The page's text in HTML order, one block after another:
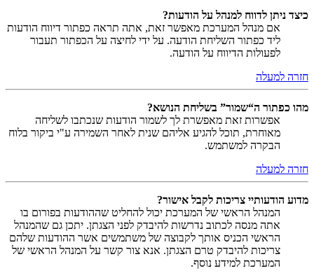
כיצד ניתן לדווח למנהל על הודעות?
אם מנהל המערכת מאפשר זאת, אתה תראה כפתור דיווח הודעות
ליד כפתור השליחת הודעה. על ידי לחיצה על הכפתור תעבור
לפעולות הדיווח על הודעה.
חזרה למעלה
מהו כפתור ה“שמור” בשליחת הנושא?
אפשרות זאת מאפשרת לך לשמור הודעות שנכתבו לשליחה
מאוחרת, תוכל להגיע אליהם שנית לאחר השמירה ע"י ביקור בלוח
הבקרה למשתמש.
חזרה למעלה
מדוע הודעותיי צריכות לקבל אישור?
המנהל הראשי של המערכת יכול להחליט שההודעות בפורום בו
אתה מנסה לכתוב נדרשות להיבדק לפני הצגתן. יתכן גם שהמנהל
הראשי הכניס אותך לקבוצה של משתמשים אשר ההודעות שלהם
צריכות להיבדק טרם הצגתן. אנא צור קשר על המנהל הראשי של
המערכת למידע נוסף.